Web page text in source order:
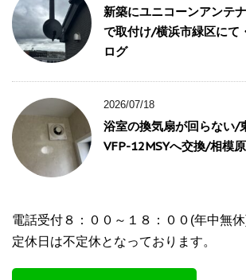
新築にユニコーンアンテ
で取付け/横浜市緑区にて
ログ
2026/07/18
浴室の換気扇が回らない/
VFP-12MSYへ交換/相模
電話受付８：００～１８：００(年中無
定休日は不定休となっております。